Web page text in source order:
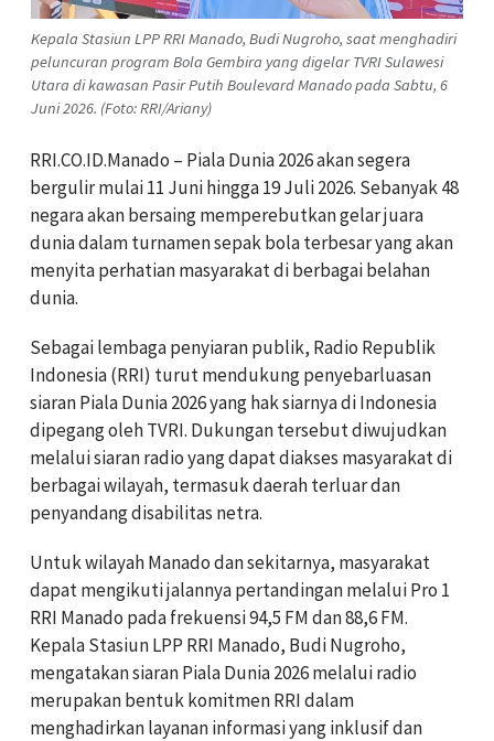
Kepala Stasiun LPP RRI Manado, Budi Nugroho, saat menghadiri
peluncuran program Bola Gembira yang digelar TVRI Sulawesi
Utara di kawasan Pasir Putih Boulevard Manado pada Sabtu, 6
Juni 2026. (Foto: RRI/Ariany)
RRI.CO.ID.Manado – Piala Dunia 2026 akan segera
bergulir mulai 11 Juni hingga 19 Juli 2026. Sebanyak 48
negara akan bersaing memperebutkan gelar juara
dunia dalam turnamen sepak bola terbesar yang akan
menyita perhatian masyarakat di berbagai belahan
dunia.
Sebagai lembaga penyiaran publik, Radio Republik
Indonesia (RRI) turut mendukung penyebarluasan
siaran Piala Dunia 2026 yang hak siarnya di Indonesia
dipegang oleh TVRI. Dukungan tersebut diwujudkan
melalui siaran radio yang dapat diakses masyarakat di
berbagai wilayah, termasuk daerah terluar dan
penyandang disabilitas netra.
Untuk wilayah Manado dan sekitarnya, masyarakat
dapat mengikuti jalannya pertandingan melalui Pro 1
RRI Manado pada frekuensi 94,5 FM dan 88,6 FM.
Kepala Stasiun LPP RRI Manado, Budi Nugroho,
mengatakan siaran Piala Dunia 2026 melalui radio
merupakan bentuk komitmen RRI dalam
menghadirkan layanan informasi yang inklusif dan